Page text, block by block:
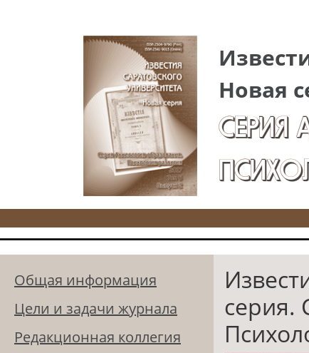
Новая
СЕРИЯ
Общая информация
Цели и задачи журнала
Редакционная коллегия
серия.